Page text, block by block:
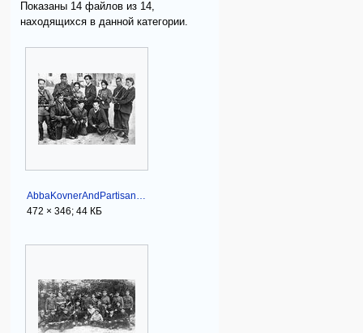
Показаны 14 файлов из 14,
находящихся в данной категории.
AbbaKovnerAndPartisans.JPG
472 × 346; 44 КБ